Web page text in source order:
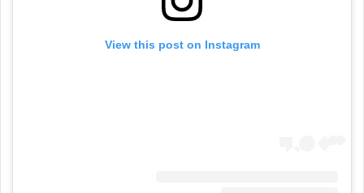
View this post on Instagram